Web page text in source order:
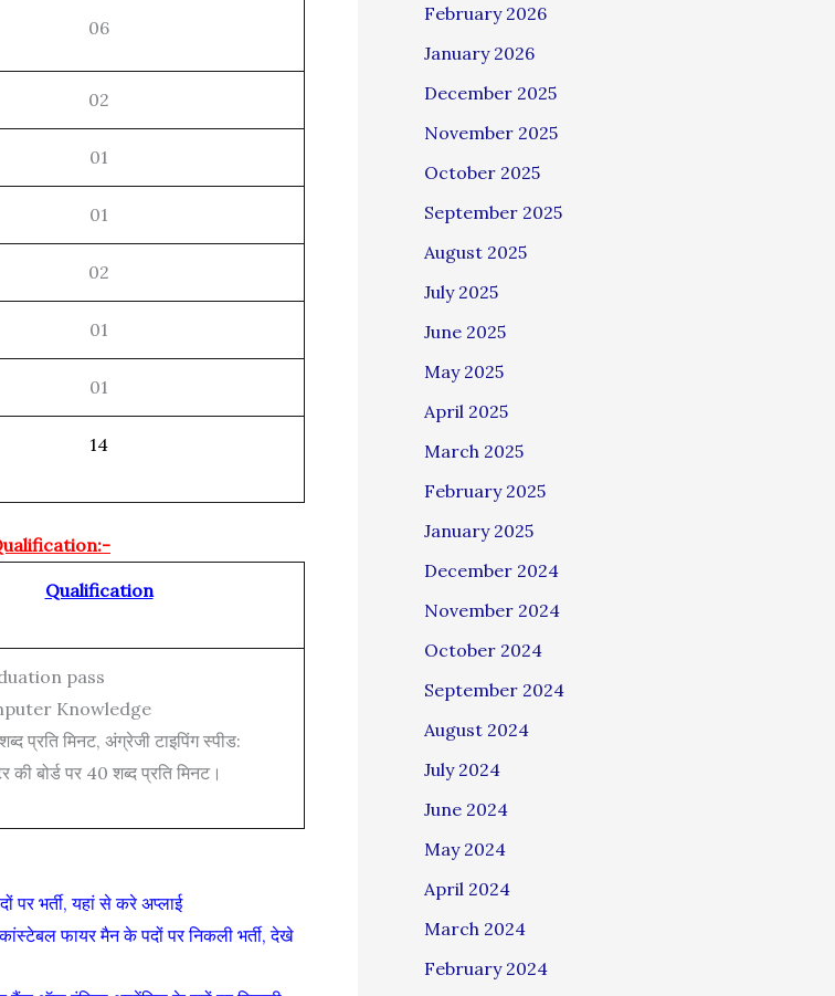
06
02
01
01
02
01
01
14
Qualification
pass
Knowledge
प्रति मिनट, अंग्रेजी टाइपिंग स्पीड:
की बोर्ड पर 40 शब्द प्रति मिनट।
भर्ती, यहां से करे अप्लाई
फायर मैन के पदों पर निकली भर्ती, देखे
February 2026
January 2026
December 2025
November 2025
October 2025
September 2025
August 2025
July 2025
June 2025
May 2025
April 2025
March 2025
February 2025
January 2025
December 2024
November 2024
October 2024
September 2024
August 2024
July 2024
June 2024
May 2024
April 2024
March 2024
February 2024